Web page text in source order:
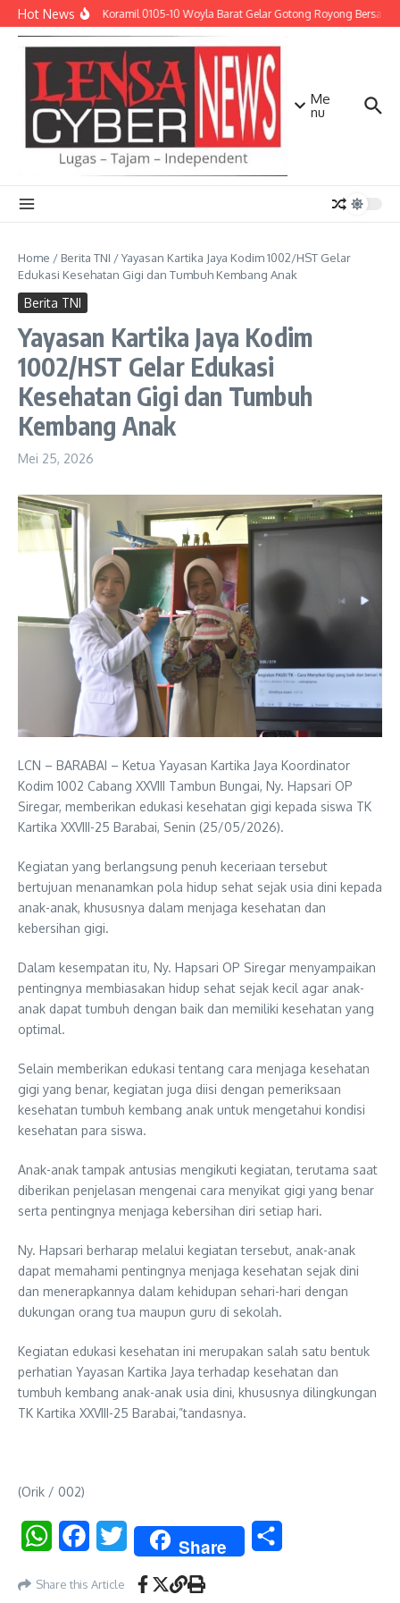
Lewati ke konten
Hot NewsBabinsa Koramil 0105-10 Woyla Barat Gelar Gotong Royong Bersama
Me
nu
Home / Berita TNI /Yayasan Kartika Jaya Kodim 1002/HST Gelar
Edukasi Kesehatan Gigi dan Tumbuh Kembang Anak
Berita TNI
Yayasan Kartika Jaya Kodim
1002/HST Gelar Edukasi
Kesehatan Gigi dan Tumbuh
Kembang Anak
Mei 25, 2026
LCN – BARABAI – Ketua Yayasan Kartika Jaya Koordinator
Kodim 1002 Cabang XXVIII Tambun Bungai, Ny. Hapsari OP
Siregar, memberikan edukasi kesehatan gigi kepada siswa TK
Kartika XXVIII-25 Barabai, Senin (25/05/2026).
Kegiatan yang berlangsung penuh keceriaan tersebut
bertujuan menanamkan pola hidup sehat sejak usia dini kepada
anak-anak, khususnya dalam menjaga kesehatan dan
kebersihan gigi.
Dalam kesempatan itu, Ny. Hapsari OP Siregar menyampaikan
pentingnya membiasakan hidup sehat sejak kecil agar anak-
anak dapat tumbuh dengan baik dan memiliki kesehatan yang
optimal.
Selain memberikan edukasi tentang cara menjaga kesehatan
gigi yang benar, kegiatan juga diisi dengan pemeriksaan
kesehatan tumbuh kembang anak untuk mengetahui kondisi
kesehatan para siswa.
Anak-anak tampak antusias mengikuti kegiatan, terutama saat
diberikan penjelasan mengenai cara menyikat gigi yang benar
serta pentingnya menjaga kebersihan diri setiap hari.
Ny. Hapsari berharap melalui kegiatan tersebut, anak-anak
dapat memahami pentingnya menjaga kesehatan sejak dini
dan menerapkannya dalam kehidupan sehari-hari dengan
dukungan orang tua maupun guru di sekolah.
Kegiatan edukasi kesehatan ini merupakan salah satu bentuk
perhatian Yayasan Kartika Jaya terhadap kesehatan dan
tumbuh kembang anak-anak usia dini, khususnya dilingkungan
TK Kartika XXVIII-25 Barabai,”tandasnya.
(Orik / 002)
WhatsAppFacebookTwitter Share
Share this Article